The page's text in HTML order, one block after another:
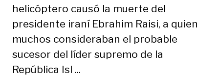
helicóptero causó la muerte del
presidente iraní Ebrahim Raisi, a quien
muchos consideraban el probable
sucesor del líder supremo de la
República Isl ...